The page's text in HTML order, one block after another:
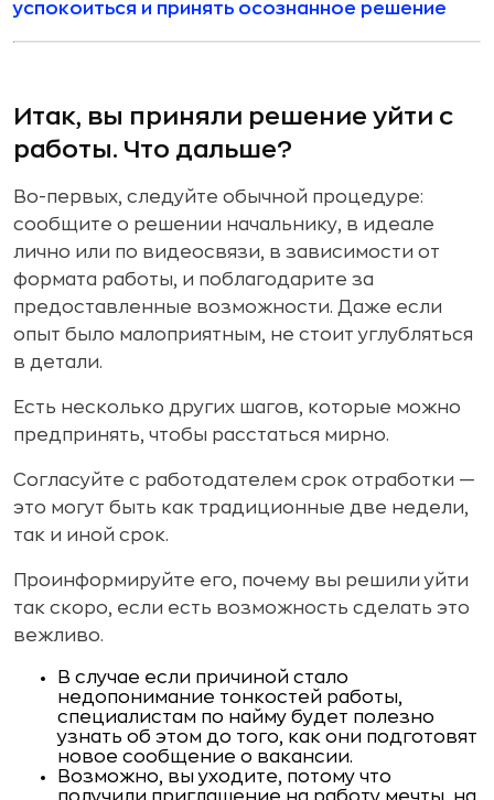
успокоиться и принять осознанное решение
Итак, вы приняли решение уйти с
работы. Что дальше?
Во-первых, следуйте обычной процедуре:
сообщите о решении начальнику, в идеале
лично или по видеосвязи, в зависимости от
формата работы, и поблагодарите за
предоставленные возможности. Даже если
опыт было малоприятным, не стоит углубляться
в детали.
Есть несколько других шагов, которые можно
предпринять, чтобы расстаться мирно.
Согласуйте с работодателем срок отработки —
это могут быть как традиционные две недели,
так и иной срок.
Проинформируйте его, почему вы решили уйти
так скоро, если есть возможность сделать это
вежливо.
В случае если причиной стало
недопонимание тонкостей работы,
специалистам по найму будет полезно
узнать об этом до того, как они подготовят
новое сообщение о вакансии.
Возможно, вы уходите, потому что